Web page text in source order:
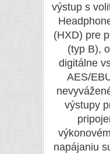
výstup s
(HXD) pre
(typ B),
digitálne
AES/
výstupy
napájaniu